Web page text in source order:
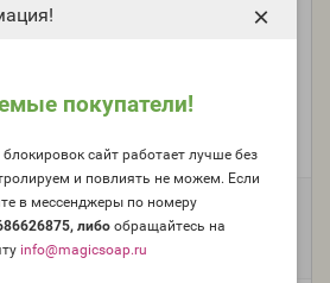
покупатели!
сайт работает лучше без
и повлиять не можем. Если
в мессенджеры по номеру
либообращайтесь на
info@magicsoap.ru
×
перламутр, США
руб.